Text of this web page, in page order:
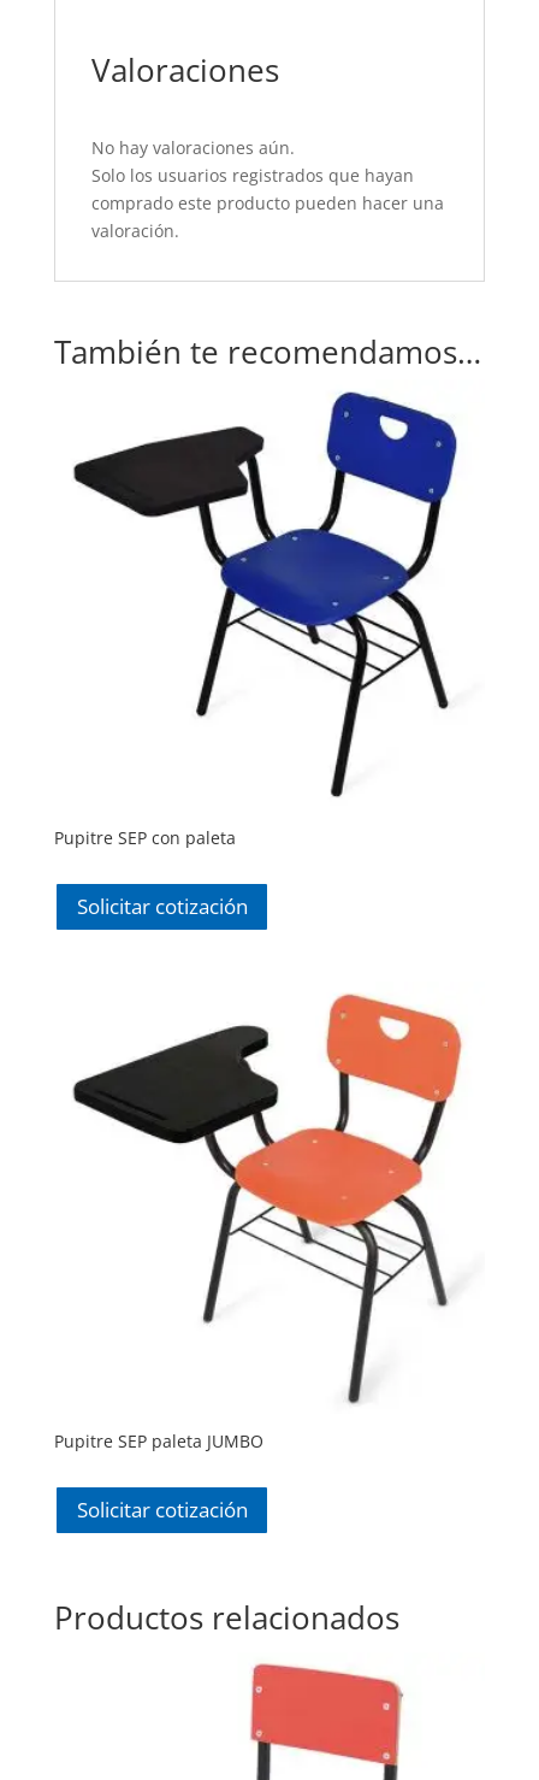
Valoraciones
No hay valoraciones aún.
Solo los usuarios registrados que hayan
comprado este producto pueden hacer una
valoración.
También te recomendamos…
Pupitre SEP con paleta
Solicitar cotización
Pupitre SEP paleta JUMBO
Solicitar cotización
Productos relacionados